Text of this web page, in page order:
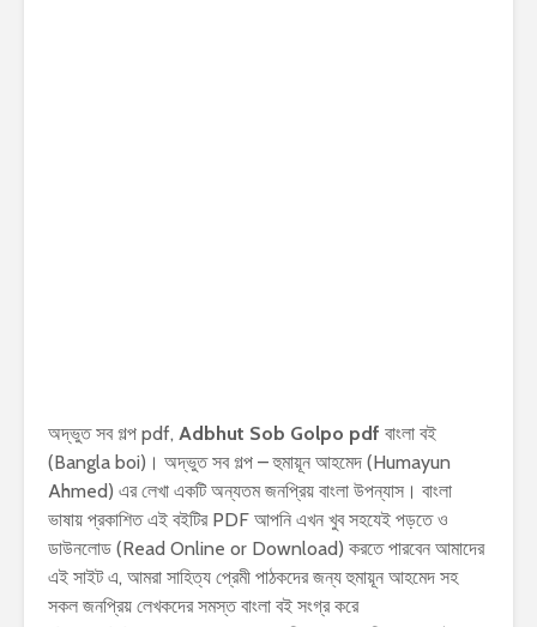
অদ্ভুত সব গল্প pdf, Adbhut Sob Golpo pdf বাংলা বই
(Bangla boi)। অদ্ভুত সব গল্প – হুমায়ূন আহমেদ (Humayun
Ahmed) এর লেখা একটি অন্যতম জনপ্রিয় বাংলা উপন্যাস। বাংলা
ভাষায় প্রকাশিত এই বইটির PDF আপনি এখন খুব সহযেই পড়তে ও
ডাউনলোড (Read Online or Download) করতে পারবেন আমাদের
এই সাইট এ, আমরা সাহিত্য প্রেমী পাঠকদের জন্য হুমায়ূন আহমেদ সহ
সকল জনপ্রিয় লেখকদের সমস্ত বাংলা বই সংগ্র করে